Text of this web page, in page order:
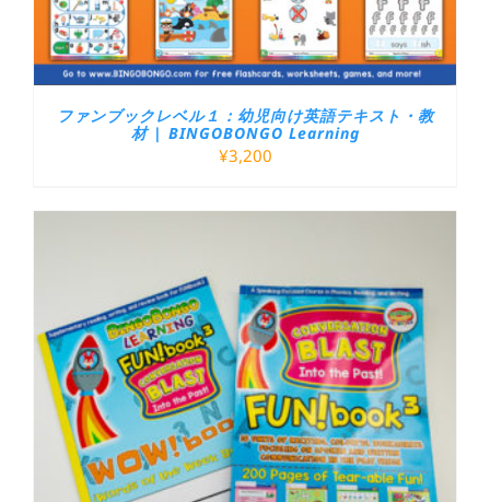
ファンブックレベル１：幼児向け英語テキスト・教
材 | BINGOBONGO Learning
¥3,200